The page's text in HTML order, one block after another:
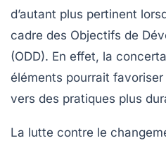
d’autant plus pertinent
cadre des Objectifs de
(ODD). En effet, la
éléments pourrait
vers des pratiques plus
La lutte contre le